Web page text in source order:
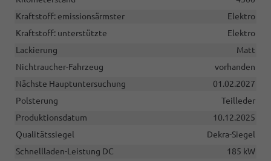
Kraftstoff: emissionsärmster
Elektro
Kraftstoff: unterstützte
Elektro
Lackierung
Matt
Nichtraucher-Fahrzeug
vorhanden
Nächste Hauptuntersuchung
01.02.2027
Polsterung
Teilleder
Produktionsdatum
10.12.2025
Qualitätssiegel
Dekra-Siegel
Schnellladen-Leistung DC
185 kW